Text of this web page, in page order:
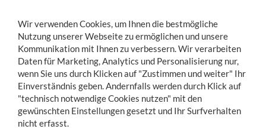
Toggle
navigation
MENÜ KONTO WARENKORB
Sie sind hier: Lager- & Transportgestelle
Wir verwenden Cookies, um Ihnen die bestmögliche
Nutzung unserer Webseite zu ermöglichen und unsere
Kommunikation mit Ihnen zu verbessern. Wir verarbeiten
Daten für Marketing, Analytics und Personalisierung nur,
wenn Sie uns durch Klicken auf "Zustimmen und weiter" Ihr
Einverständnis geben. Andernfalls werden durch Klick auf
"technisch notwendige Cookies nutzen" mit den
gewünschten Einstellungen gesetzt und Ihr Surfverhalten
nicht erfasst.